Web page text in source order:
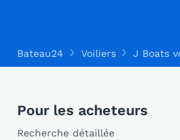
Bateau24 Voiliers J Boats
Pour les acheteurs
Recherche détaillée